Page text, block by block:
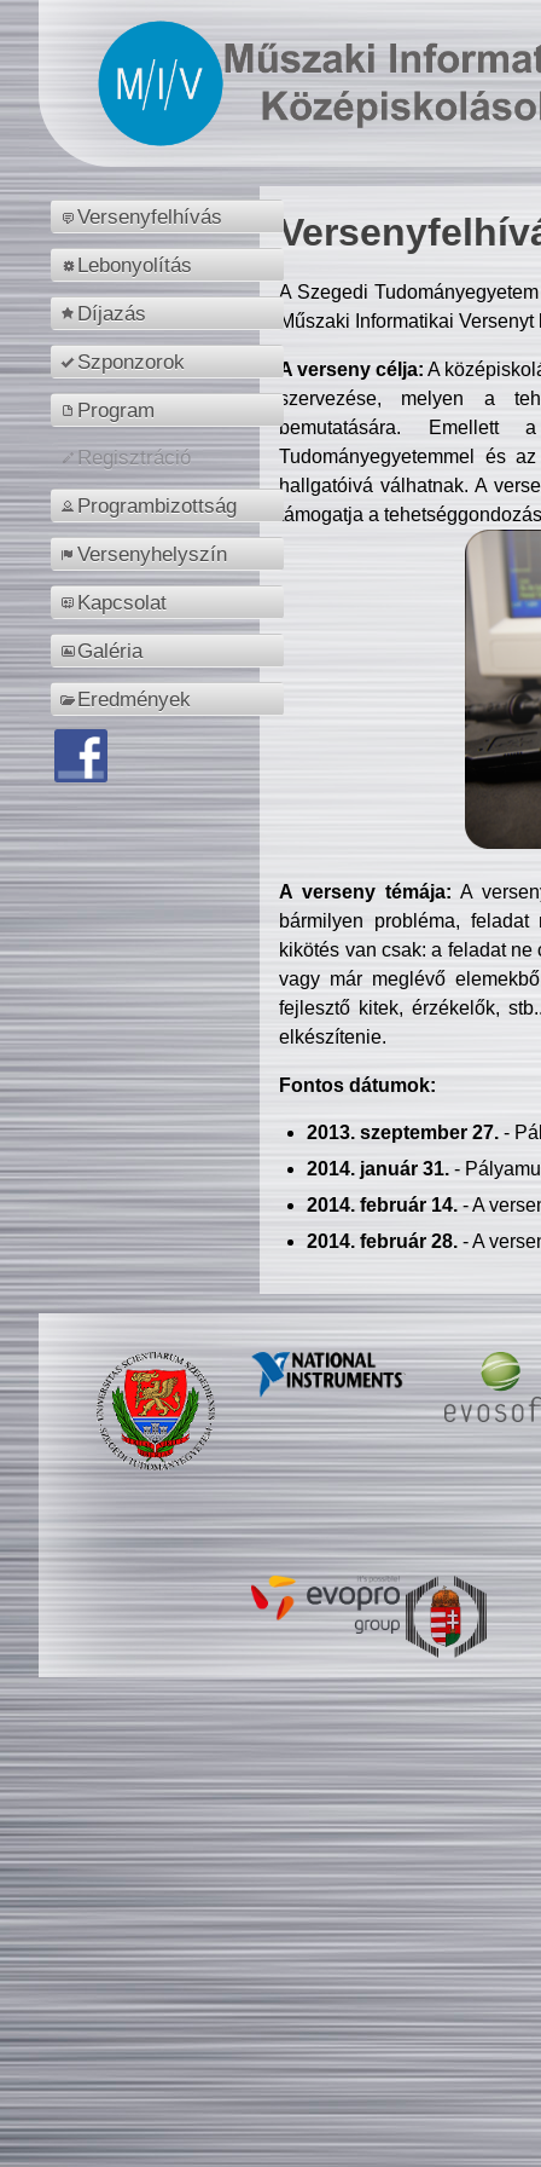
Versenyfelhívás
Lebonyolítás
Díjazás
Szponzorok
Program
Regisztráció
Programbizottság
Versenyhelyszín
Kapcsolat
Galéria
Eredmények
A Szegedi
Műszaki Informatikai
A verseny célja: A
szervezése, melyen a
bemutatására. Emellett
Tudományegyetemmel és
hallgatóivá válhatnak. A
támogatja a
A verseny témája: A
bármilyen probléma, feladat
kikötés van csak: a feladat
vagy már meglévő
fejlesztő kitek, érzékelők,
elkészítenie.
Fontos dátumok:
2013. szeptember 27.-
2014. január 31.-
2014. február 14.- A
2014. február 28.- A